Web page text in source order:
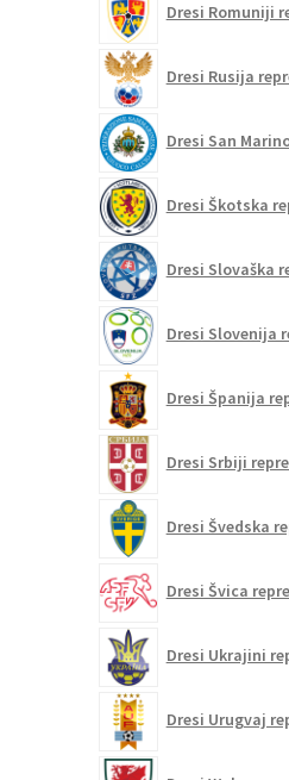
Dresi Romuniji
Dresi Rusija
Dresi San
Dresi Škotska
Dresi Slovaška
Dresi Slovenija
Dresi Španija
Dresi Srbiji
Dresi Švedska
Dresi Švica
Dresi Ukrajini
Dresi Urugvaj